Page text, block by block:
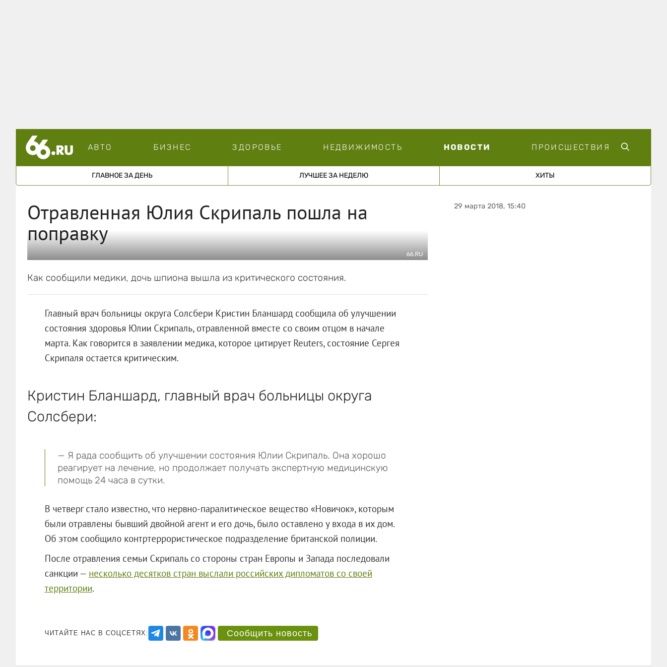
АВТО БИЗНЕС ЗДОРОВЬЕ НЕДВИЖИМОСТЬ НОВОСТИ ПРОИСШЕСТВИЯ
ГЛАВНОЕ ЗА ДЕНЬ ЛУЧШЕЕ ЗА НЕДЕЛЮ ХИТЫ
Отравленная Юлия Скрипаль пошла на
поправку
66.RU
Как сообщили медики, дочь шпиона вышла из критического состояния.
Главный врач больницы округа Солсбери Кристин Бланшард сообщила об улучшении
состояния здоровья Юлии Скрипаль, отравленной вместе со своим отцом в начале
марта. Как говорится в заявлении медика, которое цитирует Reuters, состояние Сергея
Скрипаля остается критическим.
Кристин Бланшард, главный врач больницы округа
Солсбери:
— Я рада сообщить об улучшении состояния Юлии Скрипаль. Она хорошо
реагирует на лечение, но продолжает получать экспертную медицинскую
помощь 24 часа в сутки.
В четверг стало известно, что нервно-паралитическое вещество «Новичок», которым
были отравлены бывший двойной агент и его дочь, было оставлено у входа в их дом.
Об этом сообщило контртеррористическое подразделение британской полиции.
После отравления семьи Скрипаль со стороны стран Европы и Запада последовали
санкции — несколько десятков стран выслали российских дипломатов со своей
территории.
ЧИТАЙТЕ НАС В СОЦСЕТЯХ: Сообщить новость
29 марта 2018, 15:40